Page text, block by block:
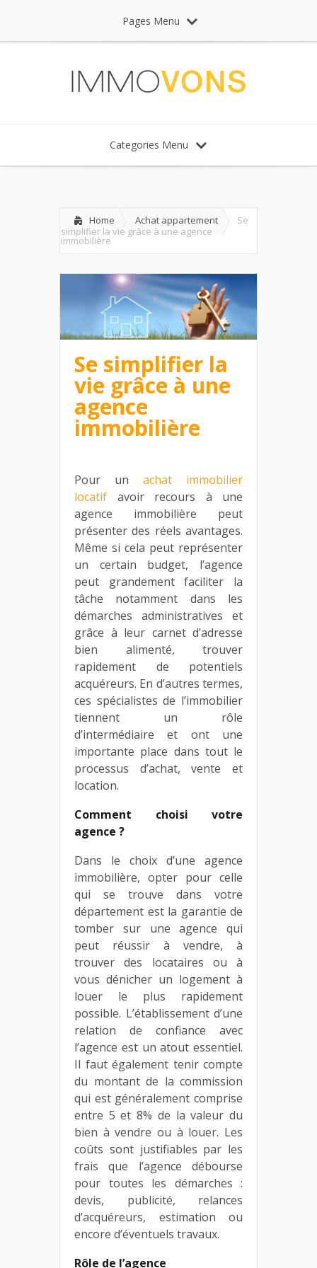
Pages Menu
Categories Menu
Home Achat appartement
Se
simplifier la vie grâce à une agence
immobilière
Se simplifier la
vie grâce à une
agence
immobilière
Pour un achat immobilier
locatif avoir recours à une
agence immobilière peut
présenter des réels avantages.
Même si cela peut représenter
un certain budget, l’agence
peut grandement faciliter la
tâche notamment dans les
démarches administratives et
grâce à leur carnet d’adresse
bien alimenté, trouver
rapidement de potentiels
acquéreurs. En d’autres termes,
ces spécialistes de l’immobilier
tiennent un rôle
d’intermédiaire et ont une
importante place dans tout le
processus d’achat, vente et
location.
Comment choisi votre
agence ?
Dans le choix d’une agence
immobilière, opter pour celle
qui se trouve dans votre
département est la garantie de
tomber sur une agence qui
peut réussir à vendre, à
trouver des locataires ou à
vous dénicher un logement à
louer le plus rapidement
possible. L’établissement d’une
relation de confiance avec
l’agence est un atout essentiel.
Il faut également tenir compte
du montant de la commission
qui est généralement comprise
entre 5 et 8% de la valeur du
bien à vendre ou à louer. Les
coûts sont justifiables par les
frais que l’agence débourse
pour toutes les démarches :
devis, publicité, relances
d’acquéreurs, estimation ou
encore d’éventuels travaux.
Rôle de l’agence